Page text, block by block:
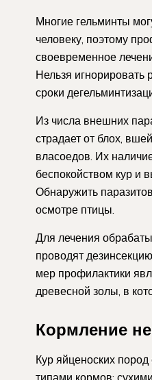
Многие гельминты
человеку, поэтому
своевременное
Нельзя
сроки
Из числа внешних
страдает от блох,
власоедов. Их
беспокойством кур и
Обнаружить
осмотре птицы.
Для лечения
проводят
мер профилактики
древесной золы, в
Кормление
Кур яйценоских
типами кормов: